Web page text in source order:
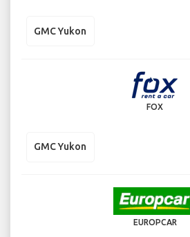
GMC Yukon
FOX
GMC Yukon
EUROPCAR